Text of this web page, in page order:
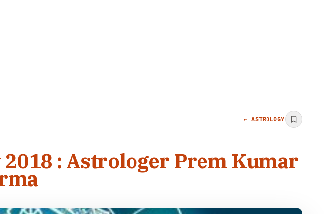
← ASTROLOGY
: Astrologer Prem Kumar